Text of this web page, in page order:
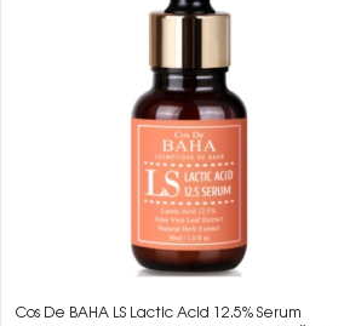
Cos De BAHA LS Lactic Acid 12.5% Serum